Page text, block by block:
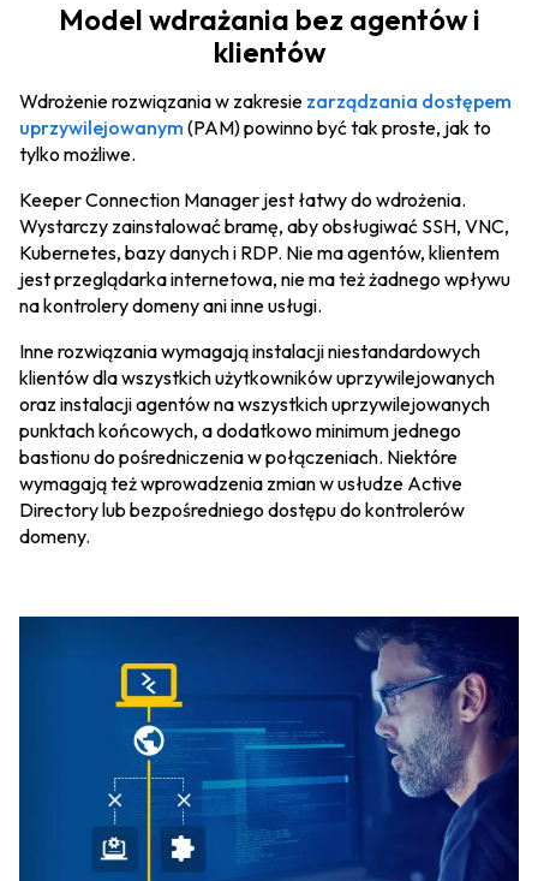
Model wdrażania bez agentów i
klientów
Wdrożenie rozwiązania w zakresie zarządzania dostępem
uprzywilejowanym (PAM) powinno być tak proste, jak to
tylko możliwe.
Keeper Connection Manager jest łatwy do wdrożenia.
Wystarczy zainstalować bramę, aby obsługiwać SSH, VNC,
Kubernetes, bazy danych i RDP. Nie ma agentów, klientem
jest przeglądarka internetowa, nie ma też żadnego wpływu
na kontrolery domeny ani inne usługi.
Inne rozwiązania wymagają instalacji niestandardowych
klientów dla wszystkich użytkowników uprzywilejowanych
oraz instalacji agentów na wszystkich uprzywilejowanych
punktach końcowych, a dodatkowo minimum jednego
bastionu do pośredniczenia w połączeniach. Niektóre
wymagają też wprowadzenia zmian w usłudze Active
Directory lub bezpośredniego dostępu do kontrolerów
domeny.